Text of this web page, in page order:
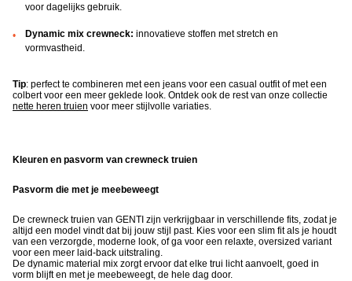
voor dagelijks gebruik.
Dynamic mix crewneck: innovatieve stoffen met stretch en
vormvastheid.
Tip: perfect te combineren met een jeans voor een casual outfit of met een
colbert voor een meer geklede look. Ontdek ook de rest van onze collectie
nette heren truien voor meer stijlvolle variaties.
Kleuren en pasvorm van crewneck truien
Pasvorm die met je meebeweegt
De crewneck truien van GENTI zijn verkrijgbaar in verschillende fits, zodat je
altijd een model vindt dat bij jouw stijl past. Kies voor een slim fit als je houdt
van een verzorgde, moderne look, of ga voor een relaxte, oversized variant
voor een meer laid-back uitstraling.
De dynamic material mix zorgt ervoor dat elke trui licht aanvoelt, goed in
vorm blijft en met je meebeweegt, de hele dag door.